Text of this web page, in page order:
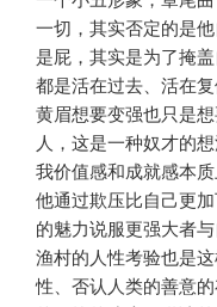
一切，其实否定的是
是屁，其实是为了掩
都是活在过去、活在复
黄眉想要变强也只是
人，这是一种奴才的
我价值感和成就感本
他通过欺压比自己更
的魅力说服更强大者
渔村的人性考验也是
性、否认人类的善意